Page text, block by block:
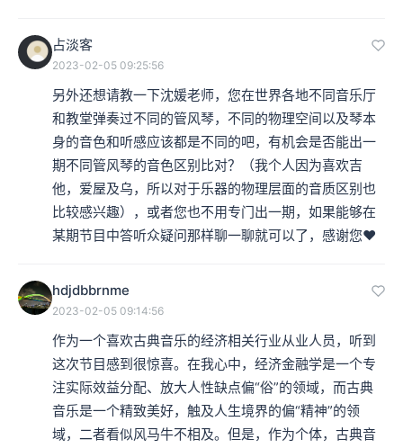
占淡客
2023-02-05 09:25:56
另外还想请教一下沈媛老师，您在世界各地不同音乐厅
和教堂弹奏过不同的管风琴，不同的物理空间以及琴本
身的音色和听感应该都是不同的吧，有机会是否能出一
期不同管风琴的音色区别比对？（我个人因为喜欢吉
他，爱屋及乌，所以对于乐器的物理层面的音质区别也
比较感兴趣），或者您也不用专门出一期，如果能够在
某期节目中答听众疑问那样聊一聊就可以了，感谢您❤️
hdjdbbrnme
2023-02-05 09:14:56
作为一个喜欢古典音乐的经济相关行业从业人员，听到
这次节目感到很惊喜。在我心中，经济金融学是一个专
注实际效益分配、放大人性缺点偏“俗”的领域，而古典
音乐是一个精致美好，触及人生境界的偏“精神”的领
域，二者看似风马牛不相及。但是，作为个体，古典音